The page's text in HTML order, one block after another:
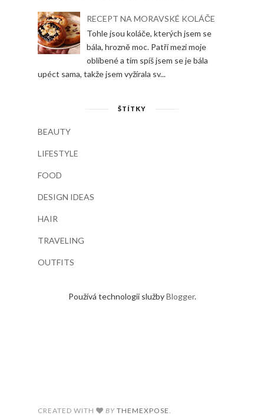
RECEPT NA MORAVSKÉ KOLÁČE
Tohle jsou koláče, kterých jsem se
bála, hrozně moc. Patří mezi moje
oblíbené a tím spíš jsem se je bála
upéct sama, takže jsem vyžírala sv...
ŠTÍTKY
BEAUTY
LIFESTYLE
FOOD
DESIGN IDEAS
HAIR
TRAVELING
OUTFITS
Používá technologii službyBlogger.
CREATED WITH BY THEMEXPOSE.